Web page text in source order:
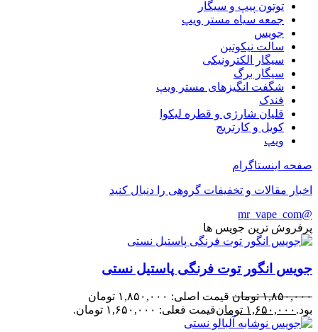
توتون پیپ و سیگار
جمعه سیاه مستر ویپ
جویس
سالت نیکوتین
سیگار الکترونیکی
سیگار برگ
شگفت انگیزهای مستر ویپ
فندک
قلیان شارژی و قطره لیکوا
کویل و کارتریج
ویپ
صفحه اینستاگرام
اخبار مقالات و تخفیفات گروهی را دنبال کنید
@mr_vape_com
پرفروش ترین جویس ها
جویس انگور توت فرنگی پاستیل نستی
۱,۸۵۰,۰۰۰ تومان
قیمت اصلی: ۱,۸۵۰,۰۰۰ تومان
بود. ۱,۶۵۰,۰۰۰ تومانقیمت فعلی: ۱,۶۵۰,۰۰۰ تومان.